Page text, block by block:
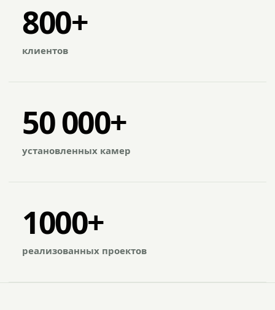
800+
клиентов
50 000+
установленных камер
1000+
реализованных проектов